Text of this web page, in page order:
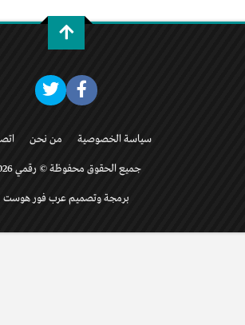
سياسة الخصوصية من نحن
جميع الحقوق محفوظة © رقمي 2026
برمجة وتصميم عرب فور هوست